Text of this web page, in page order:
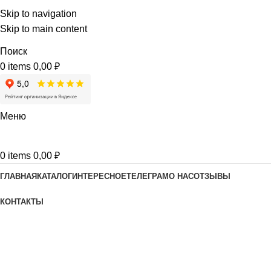
Skip to navigation
Skip to main content
Поиск
0 items 0,00 ₽
Меню
0 items 0,00 ₽
ГЛАВНАЯКАТАЛОГИНТЕРЕСНОЕТЕЛЕГРАМО НАСОТЗЫВЫ
КОНТАКТЫ